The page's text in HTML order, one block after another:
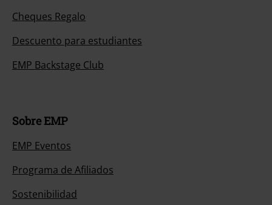
Cheques Regalo
Descuento para estudiantes
EMP Backstage Club
Sobre EMP
EMP Eventos
Programa de Afiliados
Sostenibilidad